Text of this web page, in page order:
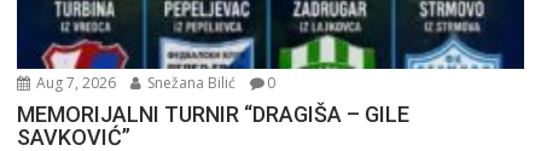
Aug 7, 2026 Snežana Bilić 0
MEMORIJALNI TURNIR “DRAGIŠA – GILE
SAVKOVIĆ”